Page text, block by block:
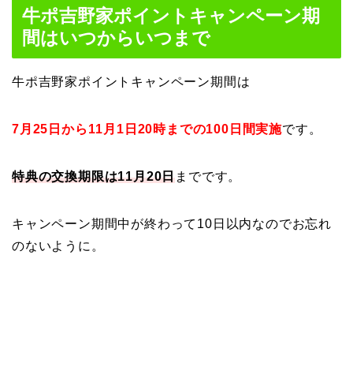
牛ポ吉野家ポイントキャンペーン期
間はいつからいつまで
牛ポ吉野家ポイントキャンペーン期間は
7月25日から11月1日20時までの100日間実施です。
特典の交換期限は11月20日までです。
キャンペーン期間中が終わって10日以内なのでお忘れ
のないように。